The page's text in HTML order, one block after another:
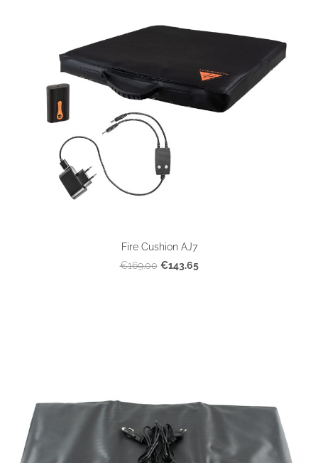
Fire Cushion AJ7
€169.00 €143.65